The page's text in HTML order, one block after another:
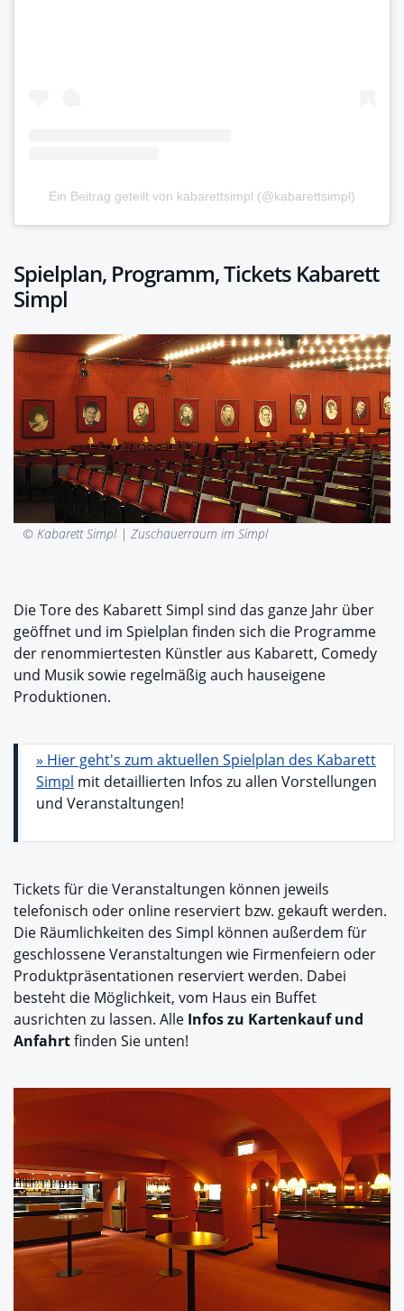
Ein Beitrag geteilt von kabarettsimpl (@kabarettsimpl)
Spielplan, Programm, Tickets Kabarett
Simpl
© Kabarett Simpl | Zuschauerraum im Simpl
Die Tore des Kabarett Simpl sind das ganze Jahr über
geöffnet und im Spielplan finden sich die Programme
der renommiertesten Künstler aus Kabarett, Comedy
und Musik sowie regelmäßig auch hauseigene
Produktionen.
» Hier geht's zum aktuellen Spielplan des Kabarett
Simpl mit detaillierten Infos zu allen Vorstellungen
und Veranstaltungen!
Tickets für die Veranstaltungen können jeweils
telefonisch oder online reserviert bzw. gekauft werden.
Die Räumlichkeiten des Simpl können außerdem für
geschlossene Veranstaltungen wie Firmenfeiern oder
Produktpräsentationen reserviert werden. Dabei
besteht die Möglichkeit, vom Haus ein Buffet
ausrichten zu lassen. Alle Infos zu Kartenkauf und
Anfahrtfinden Sie unten!